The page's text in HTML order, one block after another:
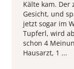
Kälte kam. Der
Gesicht, und
jetzt sogar im
Tupferl, wird
schon 4
Hausarzt, 1 ...